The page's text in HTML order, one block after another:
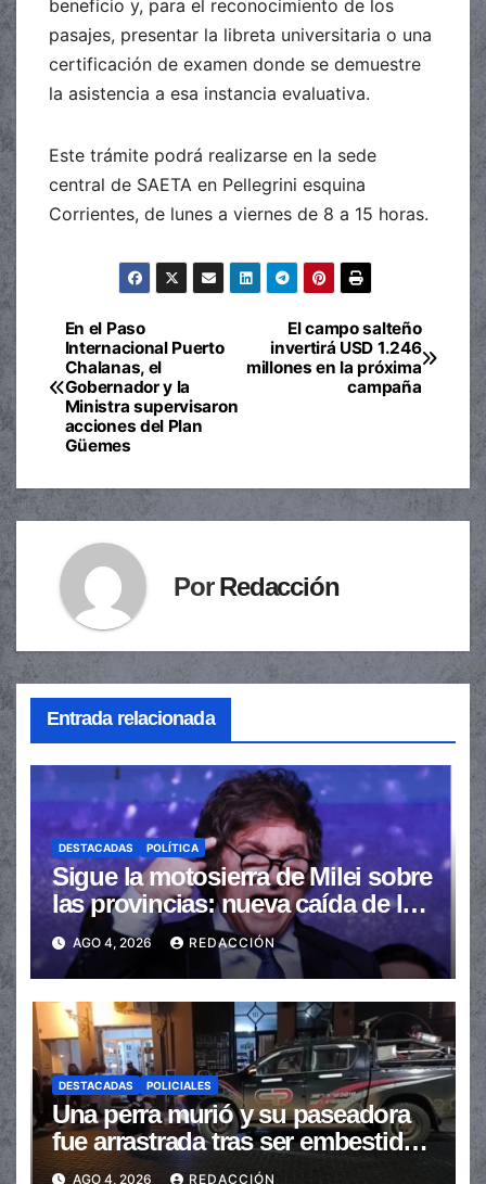
beneficio y, para el reconocimiento de los
pasajes, presentar la libreta universitaria o una
certificación de examen donde se demuestre
la asistencia a esa instancia evaluativa.
Este trámite podrá realizarse en la sede
central de SAETA en Pellegrini esquina
Corrientes, de lunes a viernes de 8 a 15 horas.
Navegación
de
entradas
El campo salteño
invertirá USD 1.246
millones en la próxima
campaña
En el Paso
Internacional Puerto
Chalanas, el
Gobernador y la
Ministra supervisaron
acciones del Plan
Güemes
PorRedacción
Entrada relacionada
DESTACADAS POLÍTICA
Sigue la motosierra de Milei sobre
las provincias: nueva caída de las
transferencias no automáticas
AGO 4, 2026 REDACCIÓN
DESTACADAS POLICIALES
Una perra murió y su paseadora
fue arrastrada tras ser embestidas
en la senda peatonal
AGO 4, 2026 REDACCIÓN